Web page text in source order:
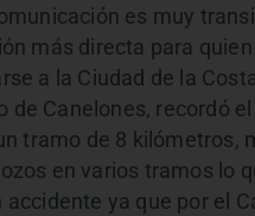
es muy
más directa para
a la Ciudad de la
de Canelones, recordó
tramo de 8 kilómetros,
en varios tramos lo
accidente ya que por el